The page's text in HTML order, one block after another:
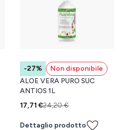
-27%
Non disponibile
ALOE VERA PURO SUC
ANTIOS 1L
17,71 €24,20 €
Dettaglio prodotto